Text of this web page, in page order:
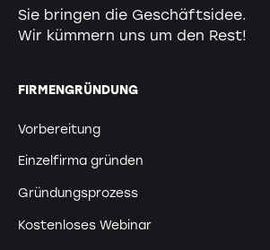
Sie bringen die Geschäftsidee.
Wir kümmern uns um den Rest!
FIRMENGRÜNDUNG
Vorbereitung
Einzelfirma gründen
Gründungsprozess
Kostenloses Webinar